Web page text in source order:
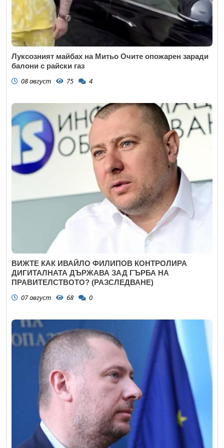
Луксозният майбах на Митьо Очите опожарен заради
балони с райски газ
08 август 75 4
ВИЖТЕ КАК ИВАЙЛО ФИЛИПОВ КОНТРОЛИРА
ДИГИТАЛНАТА ДЪРЖАВА ЗАД ГЪРБА НА
ПРАВИТЕЛСТВОТО? (РАЗСЛЕДВАНЕ)
07 август 68 0